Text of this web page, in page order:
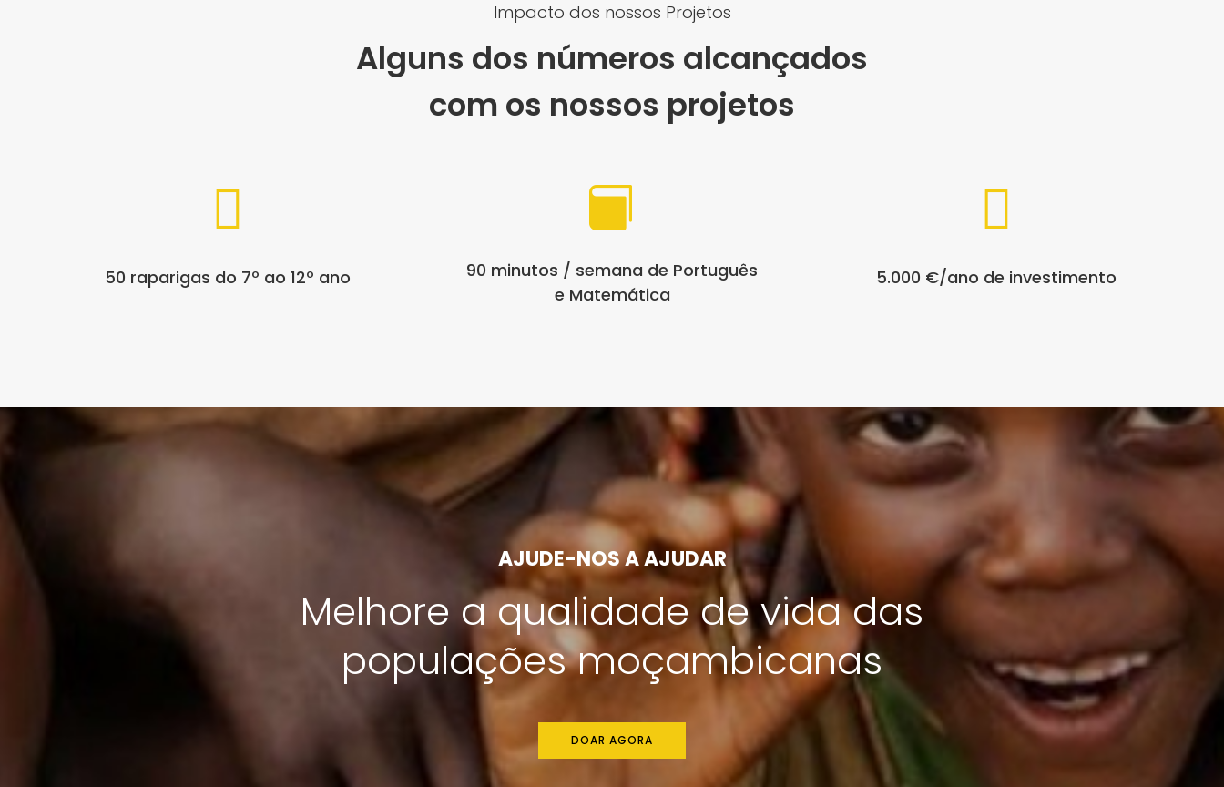
Impacto dos nossos Projetos
Alguns dos números alcançados
com os nossos projetos

50 raparigas do 7º ao 12º ano

90 minutos / semana de Português
e Matemática

5.000 €/ano de investimento
AJUDE-NOS A AJUDAR
Melhore a qualidade de vida das
populações moçambicanas
DOAR AGORA